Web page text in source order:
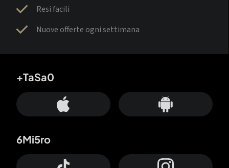
Resi facili
Nuove offerte ogni settimana
+TaSa0
6Mi5ro